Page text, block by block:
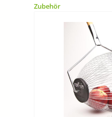
Produktgalerie
Zubehör